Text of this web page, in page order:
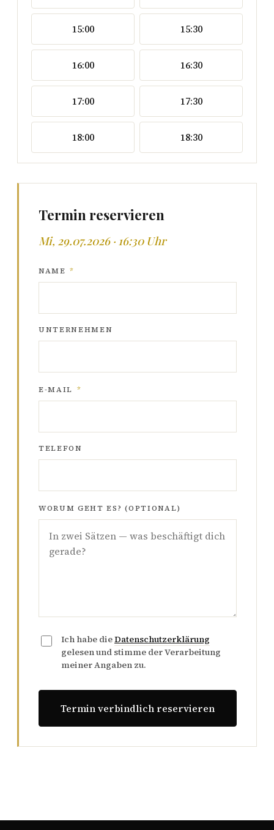
15:00 15:30
16:00 16:30
17:00 17:30
18:00 18:30
Termin reservieren
Mi, 29.07.2026 · 16:30 Uhr
NAME *
UNTERNEHMEN
E-MAIL *
TELEFON
WORUM GEHT ES? (OPTIONAL)
Ich habe dieDatenschutzerklärung
gelesen und stimme der Verarbeitung
meiner Angaben zu.
Termin verbindlich reservieren